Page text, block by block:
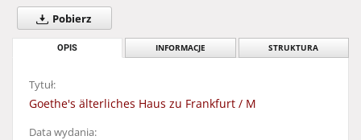
Pobierz
OPIS INFORMACJE STRUKTURA
Tytuł:
Goethe's älterliches Haus zu Frankfurt / M
Data wydania: